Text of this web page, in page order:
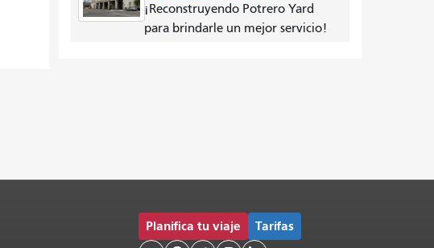
¡Reconstruyendo Potrero Yard
para brindarle un mejor servicio!
Planifica tu viaje Tarifas